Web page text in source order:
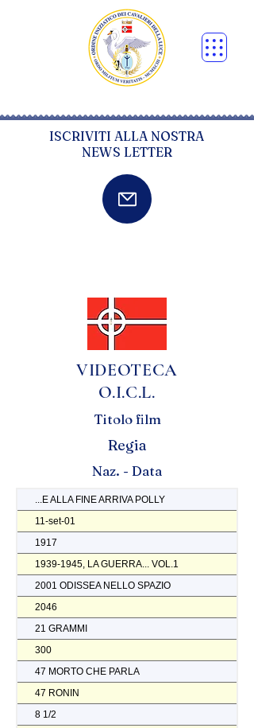
ISCRIVITI ALLA NOSTRA
NEWS LETTER
VIDEOTECA
O.I.C.L.
Titolo film
Regia
Naz. - Data
...E ALLA FINE ARRIVA POLLY
11-set-01
1917
1939-1945, LA GUERRA... VOL.1
2001 ODISSEA NELLO SPAZIO
2046
21 GRAMMI
300
47 MORTO CHE PARLA
47 RONIN
8 1/2